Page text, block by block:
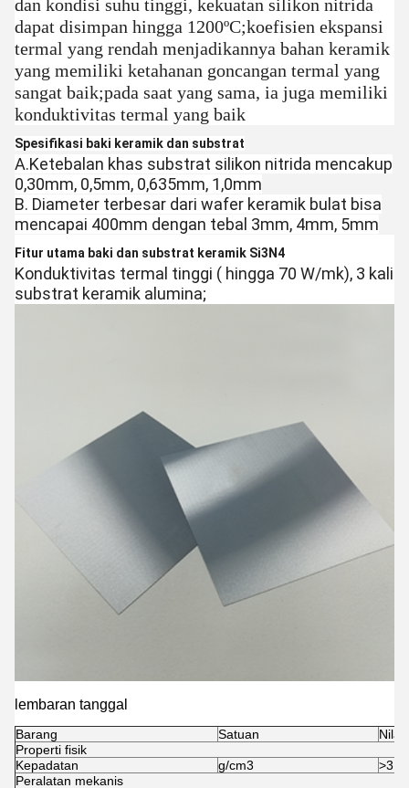
dan kondisi suhu tinggi, kekuatan silikon nitrida
dapat disimpan hingga 1200ºC;koefisien ekspansi
termal yang rendah menjadikannya bahan keramik
yang memiliki ketahanan goncangan termal yang
sangat baik;pada saat yang sama, ia juga memiliki
konduktivitas termal yang baik
Spesifikasi baki keramik dan substrat
A.Ketebalan khas substrat silikon nitrida mencakup
0,30mm, 0,5mm, 0,635mm, 1,0mm
B. Diameter terbesar dari wafer keramik bulat bisa
mencapai 400mm dengan tebal 3mm, 4mm, 5mm
Fitur utama baki dan substrat keramik Si3N4
Konduktivitas termal tinggi ( hingga 70 W/mk), 3 kali
substrat keramik alumina;
lembaran tanggal
Barang Satuan
Nilai
Properti fisik
Kepadatan
g/cm3 >3.2
Peralatan mekanis